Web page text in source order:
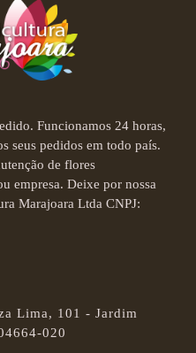
Funcionamos 24 horas,
seus pedidos em todo país.
de flores
empresa. Deixe por nossa
Marajoara Ltda CNPJ:
Lima, 101 - Jardim
020